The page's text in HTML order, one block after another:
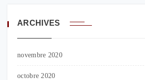
ARCHIVES
novembre 2020
octobre 2020